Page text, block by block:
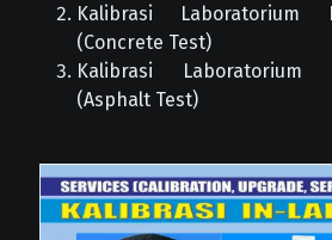
Kalibrasi Laboratorium
(Concrete Test)
Kalibrasi Laboratorium
(Asphalt Test)